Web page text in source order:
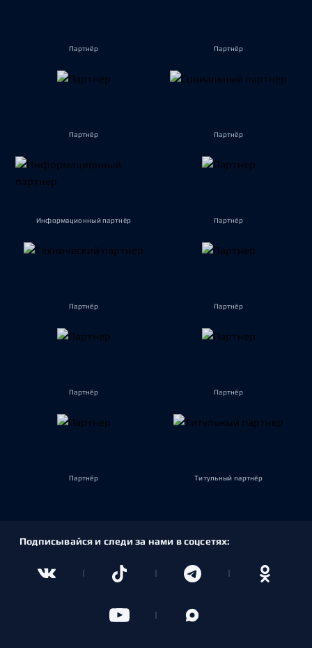
Партнёр Партнёр
Партнёр Партнёр
Информационный партнёр Партнёр
Партнёр Партнёр
Партнёр Партнёр
Партнёр Титульный партнёр
Подписывайся и следи за нами в соцсетях: